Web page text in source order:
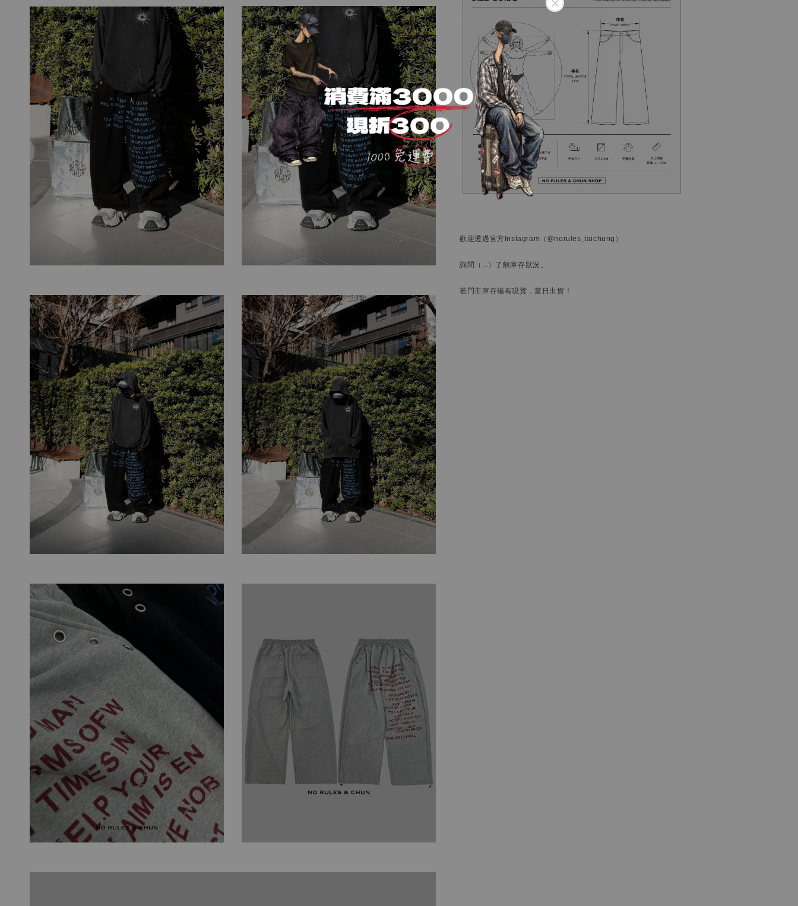
歡迎透過官方Instagram （@norules_taichung）
詢問 （…） 了解庫存狀況。
若門市庫存備有現貨，當日出貨！